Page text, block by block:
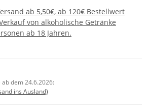
ab 5,50€, ab 120€ Bestellwert
von alkoholische Getränke
ab 18 Jahren.
dem 24.6.2026:
ins Ausland)